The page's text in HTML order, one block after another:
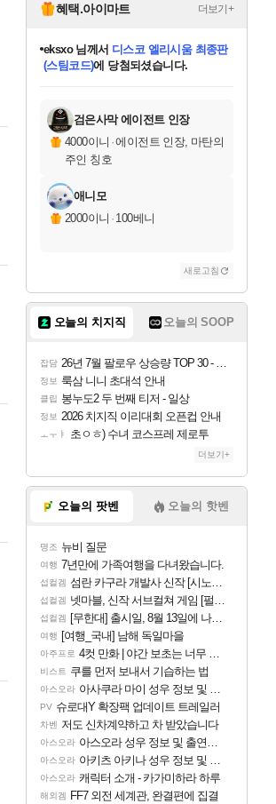
혜택.아이마트 더보기+
당첨되셨습니다.
당첨되셨습니다.
eksxo님께서 디스코 엘리시움 최종판
(스팀코드)에 당첨되셨습니다.
당첨되셨습니다.
당첨되셨습니다.
에디션 (스팀코드)를 교환.
당첨되셨습니다.
당첨되셨습니다.
당첨되셨습니다.
당첨되셨습니다.
검은사막 에이전트 인장
4000이니 ·에이전트 인장, 마탄의
주인 칭호
애니모
2000이니 · 100베니
새로고침
오늘의 치지직 오늘의 SOOP
잡담 26년 7월 팔로우 상승량 TOP 30 - 월간 치지직
정보 룩삼 니니 초대석 안내
클립 봉누도2 두 번째 티저 - 일상
정보 2026 치지직 이리대회 오픈컵 안내
ㅗㅜㅑ 초ㅇㅎ) 수녀 코스프레 제로투
더보기+
오늘의 팟벤 오늘의 핫벤
명조 뉴비 질문
여행 7년만에 가족여행을 다녀왔습니다.
섭컬겜 섬란 카구라 개발사 신작 [시노비 넥서스] 연내 출시 예정
섭컬겜 넷마블, 신작 서브컬쳐 게임 [펄 인 블루] 티저 사이트 오픈
섭컬겜 [무한대] 출시일, 8월 13일에 나오나
여행 [여행_국내] 남해 독일마을
아주프로 4컷 만화 | 야간 보초는 너무 힘들어
비스트 쿠를 먼저 보내서 기습하는 법
아스오라 아사쿠라 마이 성우 정보 및 주요 필모
PV 슈로대Y 확장팩 업데이트 트레일러
차벤 저도 신차계약하고 차 받았습니다
아스오라 아스오라 성우 정보 및 출연작 모음
아스오라 아키츠 아키나 성우 정보 및 주요 필모
아스오라 캐릭터 소개 - 카가미하라 하루
해외겜 FF7 외전 세계관, 완결편에 집결